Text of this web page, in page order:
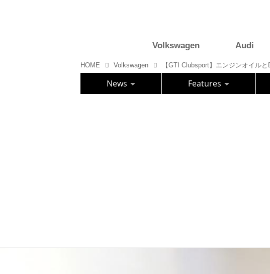
Volkswagen Audi
HOME Volkswagen 【GTI Clubsport】エンジンオイル
News Features